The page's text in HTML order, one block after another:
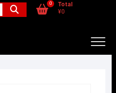
索
0
Total
¥0